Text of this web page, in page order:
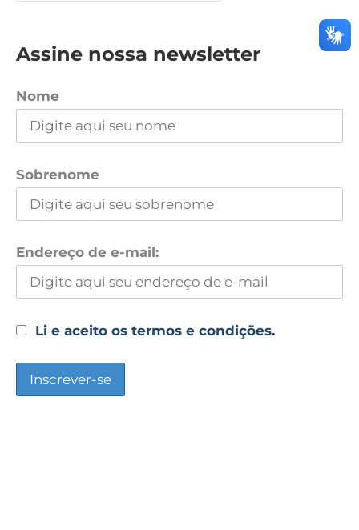
Assine nossa newsletter
Nome
Sobrenome
Endereço de e-mail:
Li e aceito os termos e condições.